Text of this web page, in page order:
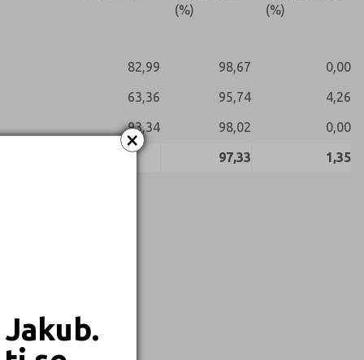
×
(%)
(%)
82,99 98,67 0,00
63,36 95,74 4,26
93,34 98,02 0,00
97,33 1,35